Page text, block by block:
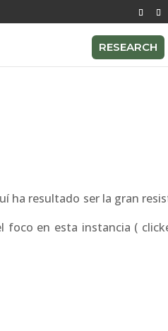
RESEARCH
ha resultado ser la gran
foco en esta instancia (